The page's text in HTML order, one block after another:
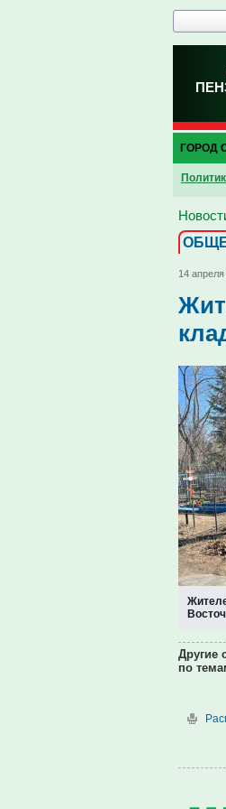
ГОРОД
14
Другие
по